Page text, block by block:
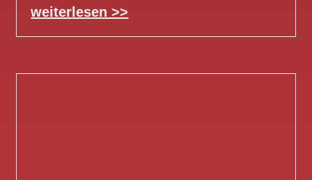
weiterlesen >>